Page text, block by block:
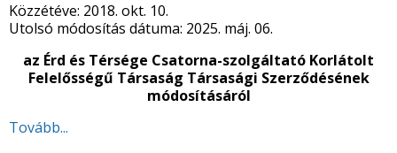
Közzétéve: 2018. okt. 10.
Utolsó módosítás dátuma: 2025. máj. 06.
az Érd és Térsége Csatorna-szolgáltató Korlátolt
Felelősségű Társaság Társasági Szerződésének
módosításáról
Tovább...